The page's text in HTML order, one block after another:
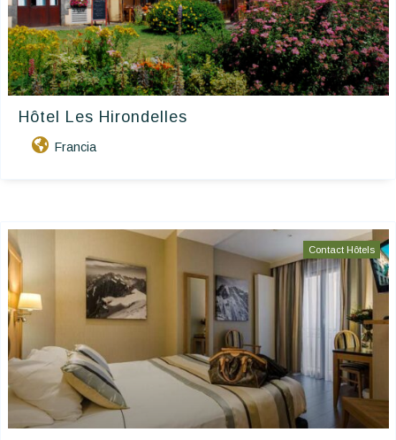
Hôtel Les Hirondelles
Francia
Contact Hôtels